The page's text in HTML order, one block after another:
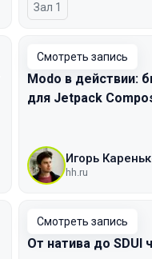
Зал 1
Смотреть запись
Modo в действии:
для Jetpack
Игорь
hh.ru
Смотреть запись
От натива до SDUI